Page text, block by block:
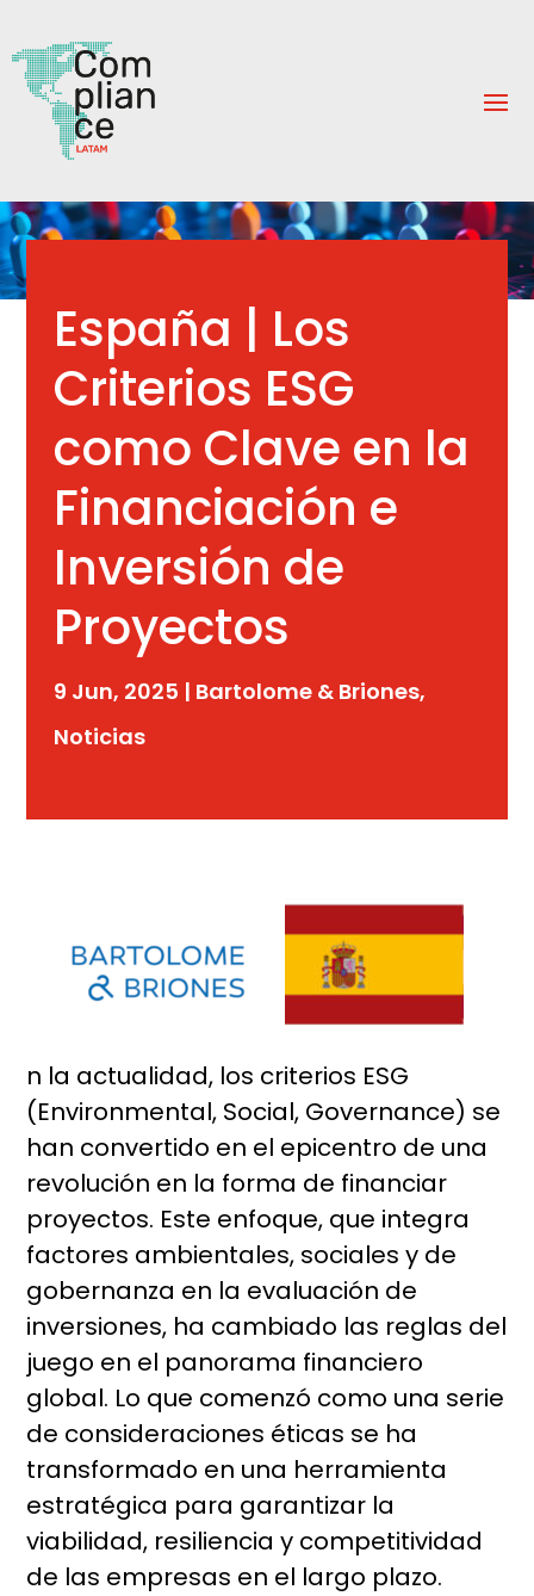
España | Los
Criterios ESG
como Clave en la
Financiación e
Inversión de
Proyectos
9 Jun, 2025 | Bartolome & Briones,
Noticias
n la actualidad, los criterios ESG
(Environmental, Social, Governance) se
han convertido en el epicentro de una
revolución en la forma de financiar
proyectos. Este enfoque, que integra
factores ambientales, sociales y de
gobernanza en la evaluación de
inversiones, ha cambiado las reglas del
juego en el panorama financiero
global. Lo que comenzó como una serie
de consideraciones éticas se ha
transformado en una herramienta
estratégica para garantizar la
viabilidad, resiliencia y competitividad
de las empresas en el largo plazo.